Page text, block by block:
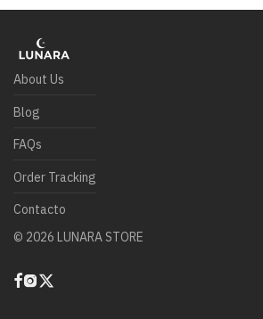
About Us
Blog
FAQs
Order Tracking
Contacto
© 2026 LUNARA STORE